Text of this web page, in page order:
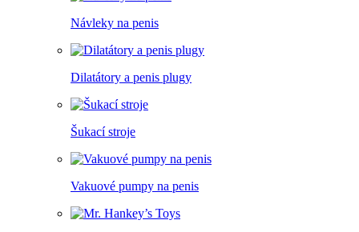
Návleky na penis
Dilatátory a penis plugy
Šukací stroje
Vakuové pumpy na penis